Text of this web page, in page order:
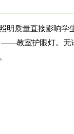
明质量直接影响学
——教室护眼灯。无